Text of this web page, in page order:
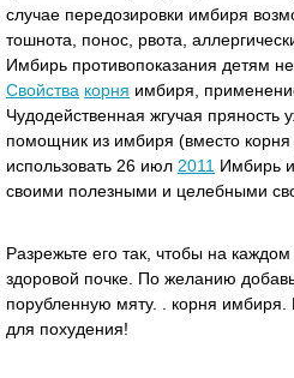
случае передозировки имбиря
тошнота, понос, рвота,
Имбирь противопоказания детям
Свойства корня имбиря,
Чудодейственная жгучая пряность
помощник из имбиря (вместо
использовать 26 июл 2011 Имбирь
своими полезными и целебными
Разрежьте его так, чтобы на
здоровой почке. По желанию
порубленную мяту. . корня имбиря.
для похудения!